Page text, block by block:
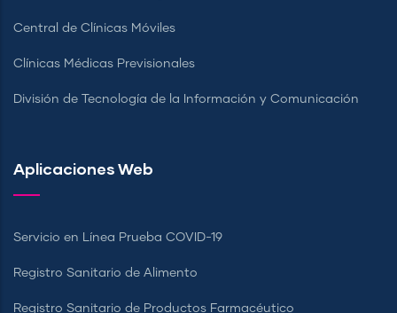
Central de Clínicas Móviles
Clínicas Médicas Previsionales
División de Tecnología de la Información y Comunicación
Aplicaciones Web
Servicio en Línea Prueba COVID-19
Registro Sanitario de Alimento
Registro Sanitario de Productos Farmacéutico